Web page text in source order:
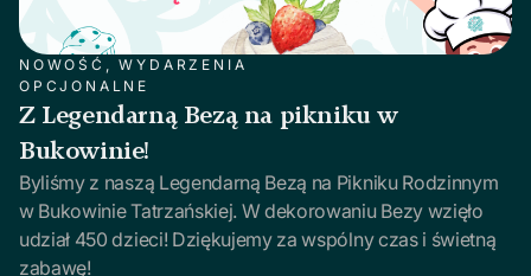
NOWOŚĆ, WYDARZENIA
OPCJONALNE
Z Legendarną Bezą na pikniku w
Bukowinie!
Byliśmy z naszą Legendarną Bezą na Pikniku Rodzinnym
w Bukowinie Tatrzańskiej. W dekorowaniu Bezy wzięło
udział 450 dzieci! Dziękujemy za wspólny czas i świetną
zabawę!